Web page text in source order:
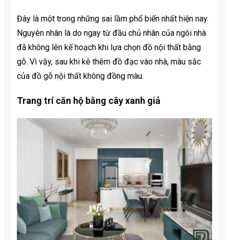
Đây là một trong những sai lầm phổ biến nhất hiện nay.
Nguyên nhân là do ngay từ đầu chủ nhân của ngôi nhà
đã không lên kế hoạch khi lựa chọn đồ nội thất bằng
gỗ. Vì vậy, sau khi kê thêm đồ đạc vào nhà, màu sắc
của đồ gỗ nội thất không đồng màu.
Trang trí căn hộ bằng cây xanh giả